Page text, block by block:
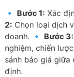
🔹 Bước 1: Xác
2: Chọn loại dịch
doanh. 🔹 Bước 3:
nghiệm, chiến
sánh báo giá
định.